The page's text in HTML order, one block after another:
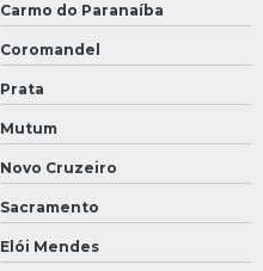
Carmo do Paranaíba
Coromandel
Prata
Mutum
Novo Cruzeiro
Sacramento
Elói Mendes